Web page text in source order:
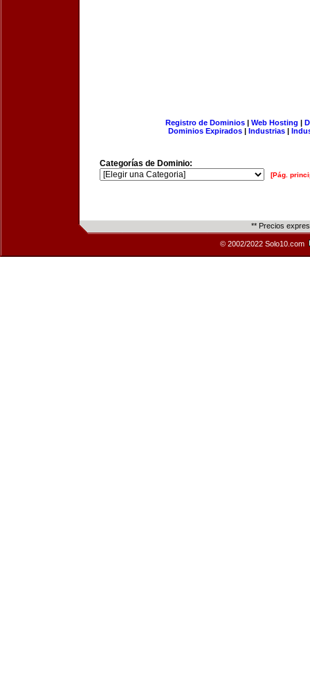
Registro de Dominios| Web Hosting |
Dominios Expirados | Industrias |
Categorías de Dominio:
[Pág.
** Precios
© 2002/2022 Solo10.com